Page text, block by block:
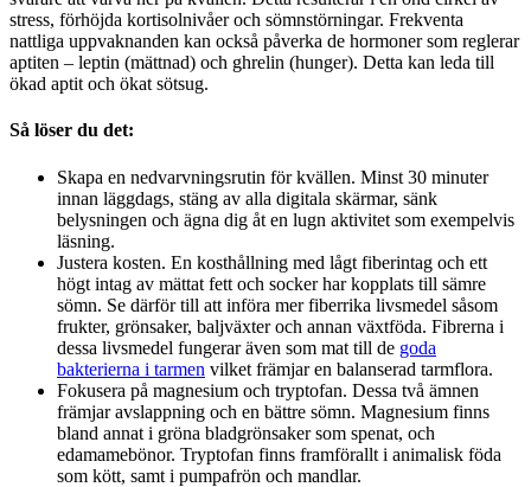
stress, förhöjda kortisolnivåer och sömnstörningar. Frekventa
nattliga uppvaknanden kan också påverka de hormoner som reglerar
aptiten – leptin (mättnad) och ghrelin (hunger). Detta kan leda till
ökad aptit och ökat sötsug.
Så löser du det:
Skapa en nedvarvningsrutin för kvällen. Minst 30 minuter
innan läggdags, stäng av alla digitala skärmar, sänk
belysningen och ägna dig åt en lugn aktivitet som exempelvis
läsning.
Justera kosten. En kosthållning med lågt fiberintag och ett
högt intag av mättat fett och socker har kopplats till sämre
sömn. Se därför till att införa mer fiberrika livsmedel såsom
frukter, grönsaker, baljväxter och annan växtföda. Fibrerna i
dessa livsmedel fungerar även som mat till de goda
bakterierna i tarmen vilket främjar en balanserad tarmflora.
Fokusera på magnesium och tryptofan. Dessa två ämnen
främjar avslappning och en bättre sömn. Magnesium finns
bland annat i gröna bladgrönsaker som spenat, och
edamamebönor. Tryptofan finns framförallt i animalisk föda
som kött, samt i pumpafrön och mandlar.